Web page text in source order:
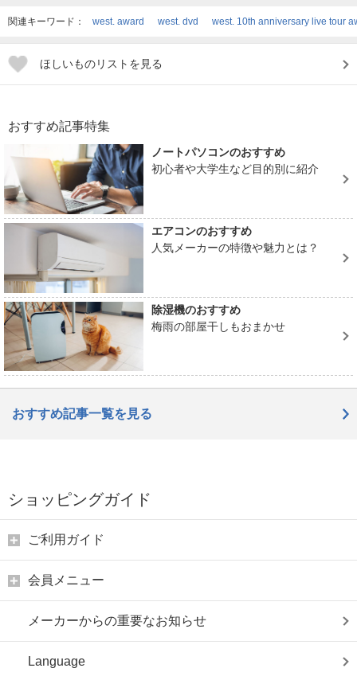
関連キーワード： west. award west. dvd west. 10th anniversary live tour
ほしいものリストを見る
おすすめ記事特集
ノートパソコンのおすすめ
初心者や大学生など目的別に紹介
エアコンのおすすめ
人気メーカーの特徴や魅力とは？
除湿機のおすすめ
梅雨の部屋干しもおまかせ
おすすめ記事一覧を見る
ショッピングガイド
ご利用ガイド
会員メニュー
メーカーからの重要なお知らせ
Language